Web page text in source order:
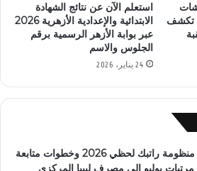
تكشف
استعلم الآن عن نتائج الشهادة
الابتدائية والإعدادية الأزهرية 2026
عبر بوابة الأزهر الرسمية برقم
الجلوس والاسم
24 يناير، 2026
رابط منظومة راتبك لحظي 2026 وخطوات متابعة
مرتبات يوليو إلى مصرف ليبيا المركزي